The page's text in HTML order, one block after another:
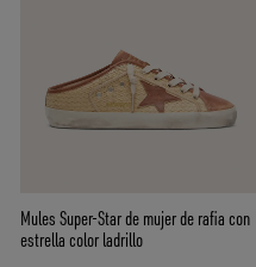
Mules Super-Star de mujer de rafia con
estrella color ladrillo